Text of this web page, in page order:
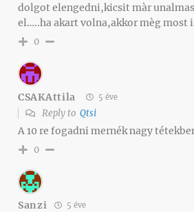
dolgot elengedni,kicsit màr
el…..ha akart volna,akkor mèg most
0
CSAKAttila 5 éve
Reply to Qtsi
A 10 re fogadni mernék nagy
0
Sanzi 5 éve